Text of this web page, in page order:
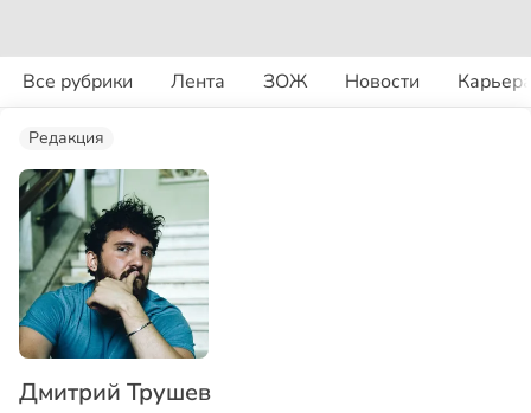
Все рубрики Лента ЗОЖ Новости
Редакция
Дмитрий Трушев